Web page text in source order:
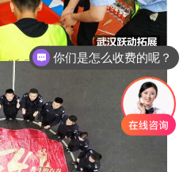
你们是怎么收费的呢？